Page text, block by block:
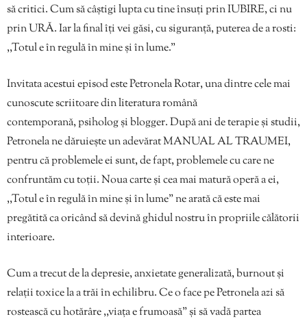
să critici. Cum să câștigi lupta cu tine însuți prin IUBIRE, ci nu
prin URĂ. Iar la final îți vei găsi, cu siguranță, puterea de a rosti:
,,Totul e în regulă în mine și în lume.”
Invitata acestui episod este Petronela Rotar, una dintre cele mai
cunoscute scriitoare din literatura română
contemporană, psiholog și blogger. După ani de terapie și studii,
Petronela ne dăruiește un adevărat MANUAL AL TRAUMEI,
pentru că problemele ei sunt, de fapt, problemele cu care ne
confruntăm cu toții. Noua carte și cea mai matură operă a ei,
,,Totul e în regulă în mine și în lume” ne arată că este mai
pregătită ca oricând să devină ghidul nostru în propriile călătorii
interioare.
Cum a trecut de la depresie, anxietate generalizată, burnout și
relații toxice la a trăi în echilibru. Ce o face pe Petronela azi să
rostească cu hotărâre ,,viața e frumoasă” și să vadă partea